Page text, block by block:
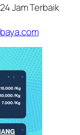
Jam Terbaik